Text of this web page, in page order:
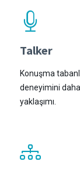
Talker
Konuşma
deneyimini
yaklaşımı.